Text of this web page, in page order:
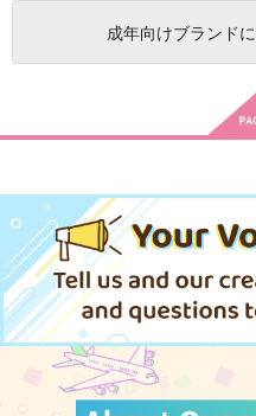
成年向けブランドに